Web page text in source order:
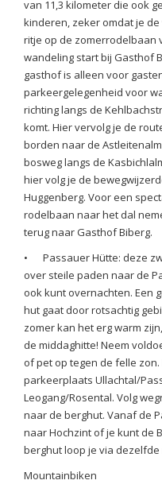
van 11,3 kilometer die ook
kinderen, zeker omdat je
ritje op de zomerrodelbaan
wandeling start bij Gasthof
gasthof is alleen voor
parkeergelegenheid voor
richting langs de
komt. Hier vervolg je de
borden naar de
bosweg langs de
hier volg je de
Huggenberg. Voor een
rodelbaan naar het dal
terug naar Gasthof Biberg.
•
Passauer Hütte: deze
over steile paden naar de
ook kunt overnachten. Een
hut gaat door rotsachtig
zomer kan het erg warm
de middaghitte! Neem
of pet op tegen de felle
parkeerplaats Ullachtal/
Leogang/Rosental. Volg
naar de berghut. Vanaf de
naar Hochzint of je kunt de
berghut loop je via
Mountainbiken